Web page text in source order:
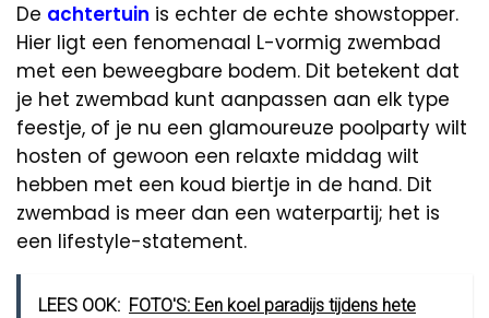
De achtertuin is echter de echte showstopper.
Hier ligt een fenomenaal L-vormig zwembad
met een beweegbare bodem. Dit betekent dat
je het zwembad kunt aanpassen aan elk type
feestje, of je nu een glamoureuze poolparty wilt
hosten of gewoon een relaxte middag wilt
hebben met een koud biertje in de hand. Dit
zwembad is meer dan een waterpartij; het is
een lifestyle-statement.
LEES OOK: FOTO'S: Een koel paradijs tijdens hete